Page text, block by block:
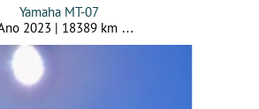
Yamaha MT-07
2023 | 18389 km